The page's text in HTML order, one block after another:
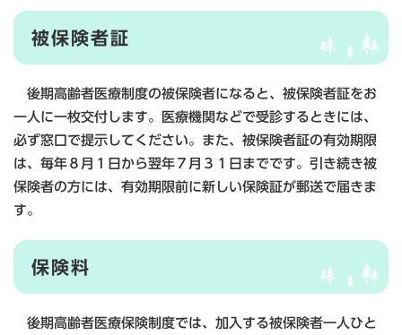
被保険者証
後期高齢者医療制度の被保険者になると、被保険者証をお
一人に一枚交付します。医療機関などで受診するときには、
必ず窓口で提示してください。また、被保険者証の有効期限
は、毎年８月１日から翌年７月３１日までです。引き続き被
保険者の方には、有効期限前に新しい保険証が郵送で届きま
す。
保険料
後期高齢者医療保険制度では、加入する被保険者一人ひと